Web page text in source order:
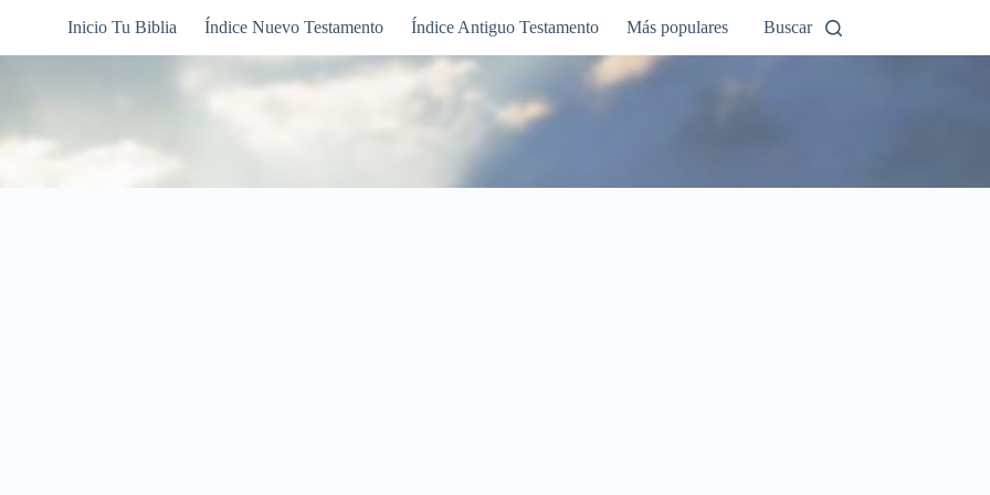
Inicio Tu Biblia Índice Nuevo Testamento Índice Antiguo Testamento Más populares Buscar